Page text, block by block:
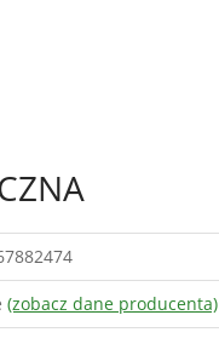
(zobacz dane producenta)